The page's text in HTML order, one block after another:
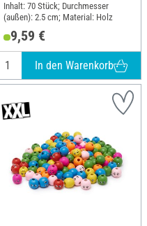
Inhalt: 70 Stück; Durchmesser
(außen): 2.5 cm; Material: Holz
9,59 €
In den Warenkorb